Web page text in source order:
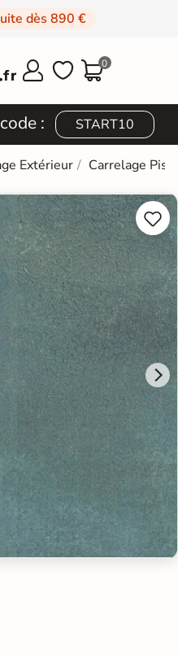
dès 890 €
  0
: START10
Extérieur Carrelage

